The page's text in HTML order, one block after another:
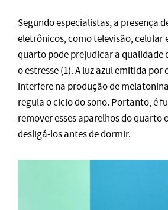
Segundo especialistas, a presença
eletrônicos, como televisão, celular
quarto pode prejudicar a qualidade
o estresse (1). A luz azul emitida por
interfere na produção de
regula o ciclo do sono. Portanto, é
remover esses aparelhos do quarto
desligá-los antes de dormir.